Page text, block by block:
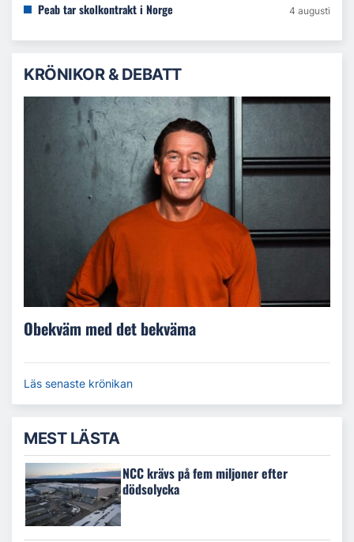
Peab tar skolkontrakt i Norge 4 augusti
KRÖNIKOR & DEBATT
Obekväm med det bekväma
Läs senaste krönikan
MEST LÄSTA
NCC krävs på fem miljoner efter
dödsolycka